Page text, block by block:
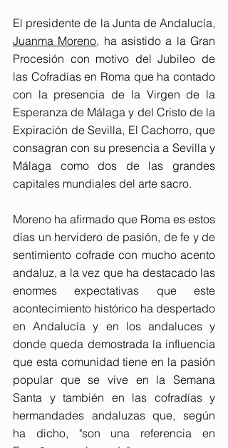
Juanma Moreno, ha asistido a la Gran
Procesión con motivo del Jubileo de
las Cofradías en Roma que ha contado
con la presencia de la Virgen de la
Esperanza de Málaga y del Cristo de la
Expiración de Sevilla, El Cachorro, que
consagran con su presencia a Sevilla y
Málaga como dos de las grandes
capitales mundiales del arte sacro.
Moreno ha afirmado que Roma es estos
días un hervidero de pasión, de fe y de
sentimiento cofrade con mucho acento
andaluz, a la vez que ha destacado las
enormes expectativas que este
acontecimiento histórico ha despertado
en Andalucía y en los andaluces y
donde queda demostrada la influencia
que esta comunidad tiene en la pasión
popular que se vive en la Semana
Santa y también en las cofradías y
hermandades andaluzas que, según
ha dicho, "son una referencia en